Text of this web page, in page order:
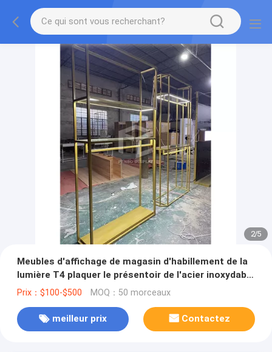
2/5
Meubles d'affichage de magasin d'habillement de la
lumière T4 plaquer le présentoir de l'acier inoxydable
201
Prix：$100-$500 MOQ：50 morceaux
meilleur prix Contactez